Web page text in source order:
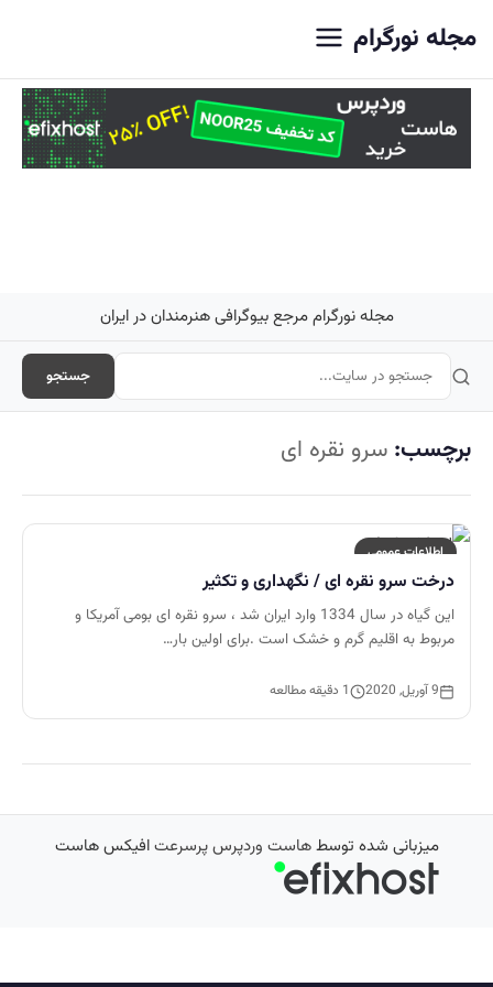
مجله نورگرام
مجله نورگرام مرجع بیوگرافی هنرمندان در ایران
جستجو
برچسب: سرو نقره ای
اطلاعات عمومی
درخت سرو نقره ای / نگهداری و تکثیر
این گیاه در سال 1334 وارد ایران شد ، سرو نقره ای بومی آمریکا و
مربوط به اقلیم گرم و خشک است .برای اولین بار…
9 آوریل, 2020 1 دقیقه مطالعه
میزبانی شده توسطهاست وردپرس پرسرعتافیکس هاست